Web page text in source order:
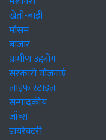
खेती-बाड़ी
मौसम
बाजार
ग्रामीण उद्द्योग
सरकारी योजनाएं
लाइफ स्टाइल
सम्पादकीय
जॉब्स
डायरेक्टरी